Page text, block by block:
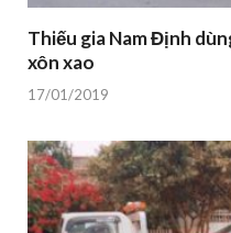
Thiếu gia Nam Định
xôn xao
17/01/2019